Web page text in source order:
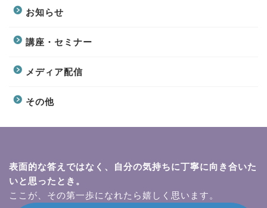
お知らせ
講座・セミナー
メディア配信
その他
表面的な答えではなく、自分の気持ちに丁寧に向き合いた
いと思ったとき。
ここが、その第一歩になれたら嬉しく思います。